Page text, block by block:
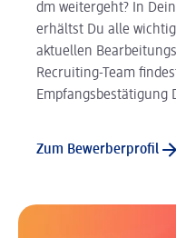
dm weitergeht? In
erhältst Du alle
aktuellen
Recruiting-Team
Empfangsbestätigung
Zum Bewerberprofil